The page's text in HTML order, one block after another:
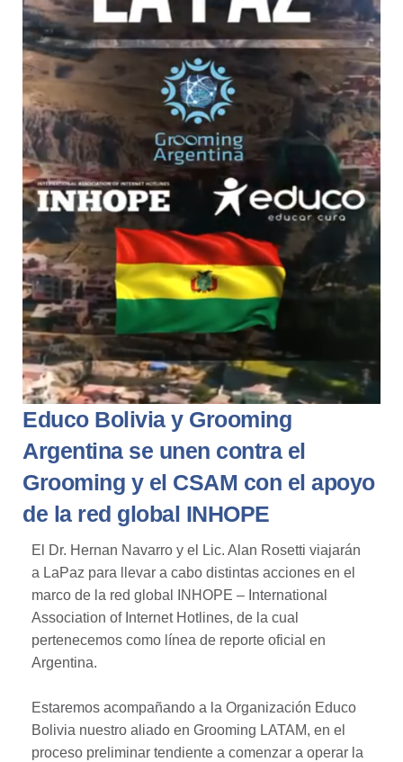
Educo Bolivia y Grooming
Argentina se unen contra el
Grooming y el CSAM con el apoyo
de la red global INHOPE
El Dr. Hernan Navarro y el Lic. Alan Rosetti viajarán
a LaPaz para llevar a cabo distintas acciones en el
marco de la red global INHOPE – International
Association of Internet Hotlines, de la cual
pertenecemos como línea de reporte oficial en
Argentina.
Estaremos acompañando a la Organización Educo
Bolivia nuestro aliado en Grooming LATAM, en el
proceso preliminar tendiente a comenzar a operar la